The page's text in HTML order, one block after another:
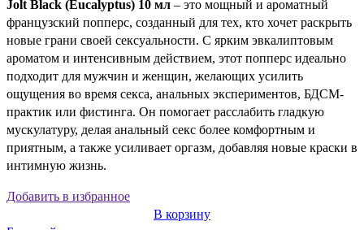
Jolt Black (Eucalyptus) 10 мл – это мощный и ароматный
французский попперс, созданный для тех, кто хочет раскрыть
новые грани своей сексуальности. С ярким эвкалиптовым
ароматом и интенсивным действием, этот попперс идеально
подходит для мужчин и женщин, желающих усилить
ощущения во время секса, анальных экспериментов, БДСМ-
практик или фистинга. Он помогает расслабить гладкую
мускулатуру, делая анальный секс более комфортным и
приятным, а также усиливает оргазм, добавляя новые краски в
интимную жизнь.
Добавить в избранное
В корзину